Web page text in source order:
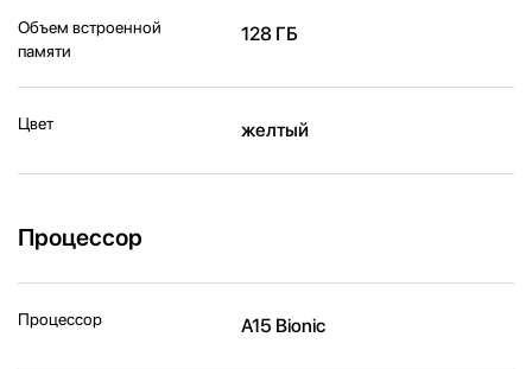
Объем встроенной
памяти
128 ГБ
Цвет желтый
Процессор
Процессор A15 Bionic